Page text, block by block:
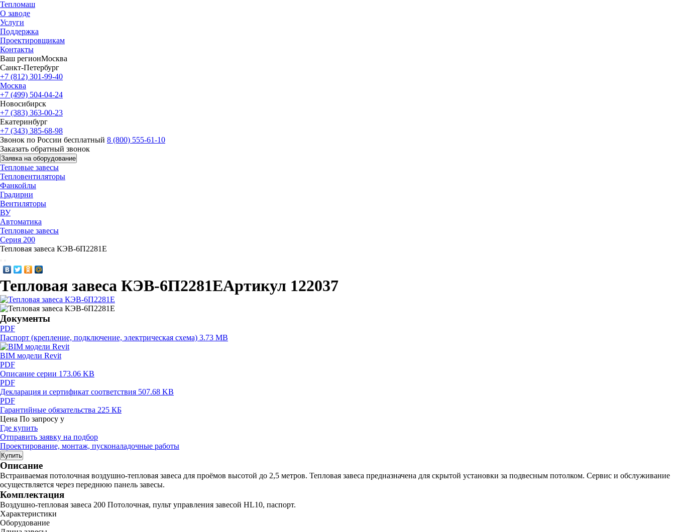
Тепломаш
О заводе
Услуги
Поддержка
Проектировщикам
Контакты
Ваш регионМосква
Санкт-Петербург
+7 (812) 301-99-40
Москва
+7 (499) 504-04-24
Новосибирск
+7 (383) 363-00-23
Екатеринбург
+7 (343) 385-68-98
Звонок по России бесплатный 8 (800) 555-61-10
Заказать обратный звонок
Заявка на оборудование
Тепловые завесы
Тепловентиляторы
Фанкойлы
Градирни
Вентиляторы
ВУ
Автоматика
Тепловые завесы
Серия 200
Тепловая завеса КЭВ-6П2281E
Тепловая завеса КЭВ-6П2281EАртикул 122037
Документы
PDF
Паспорт (крепление, подключение, электрическая схема) 3.73 MB
BIM модели Revit
PDF
Описание серии 173.06 KB
PDF
Декларация и сертификат соответствия 507.68 KB
PDF
Гарантийные обязательства 225 КБ
Цена По запросу у
Где купить
Отправить заявку на подбор
Проектирование, монтаж, пусконаладочные работы
Купить
Описание
Встраиваемая потолочная воздушно-тепловая завеса для проёмов высотой до 2,5 метров. Тепловая завеса предназначена для скрытой установки за подвесным потолком. Сервис и обслуживание
осуществляется через переднюю панель завесы.
Комплектация
Воздушно-тепловая завеса 200 Потолочная, пульт управления завесой HL10, паспорт.
Характеристики
Оборудование